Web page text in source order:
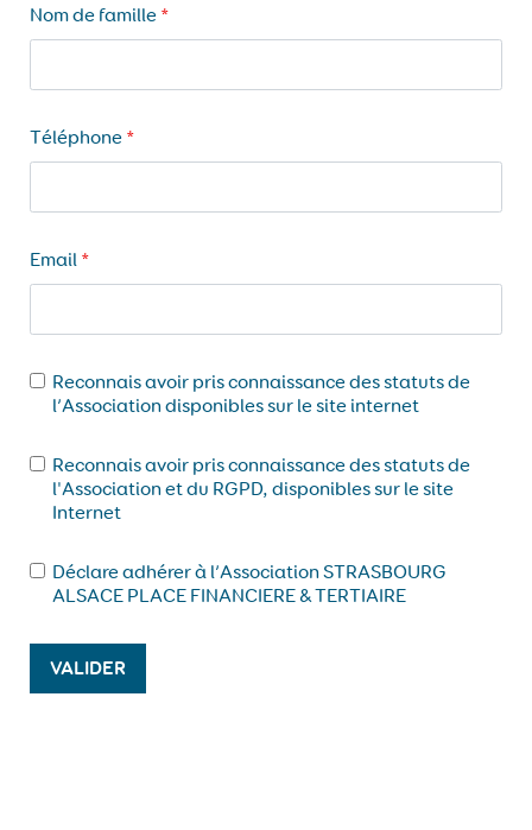
Nom de famille *
Téléphone *
Email *
Reconnais avoir pris connaissance des statuts de
l’Association disponibles sur le site internet
Reconnais avoir pris connaissance des statuts de
l'Association et du RGPD, disponibles sur le site
Internet
Déclare adhérer à l’Association STRASBOURG
ALSACE PLACE FINANCIERE & TERTIAIRE